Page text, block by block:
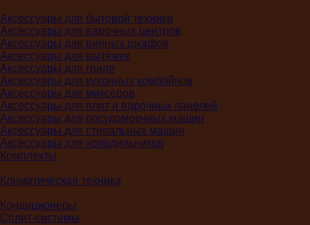
Аксессуары для бытовой техники
Аксессуары для варочных центров
Аксессуары для винных шкафов
Аксессуары для вытяжек
Аксессуары для гриля
Аксессуары для кухонных комбайнов
Аксессуары для миксеров
Аксессуары для плит и варочных панелей
Аксессуары для посудомоечных машин
Аксессуары для стиральных машин
Аксессуары для холодильников
Комплекты
Климатическая техника
Кондиционеры
Сплит-системы